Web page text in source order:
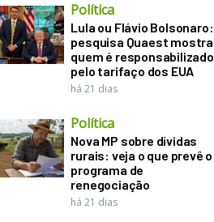
Política
Lula ou Flávio Bolsonaro:
pesquisa Quaest mostra
quem é responsabilizado
pelo tarifaço dos EUA
há 21 dias
Política
Nova MP sobre dívidas
rurais: veja o que prevê o
programa de
renegociação
há 21 dias